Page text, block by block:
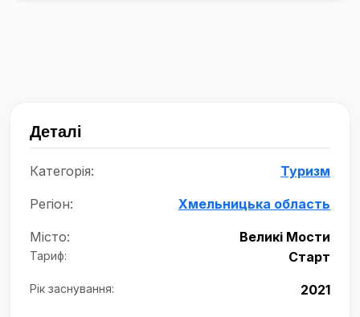
Деталі
Категорія: Туризм
Регіон: Хмельницька область
Місто: Великі Мости
Тариф: Старт
Рік заснування: 2021